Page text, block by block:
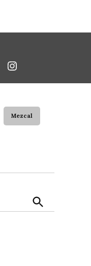
Mezcal